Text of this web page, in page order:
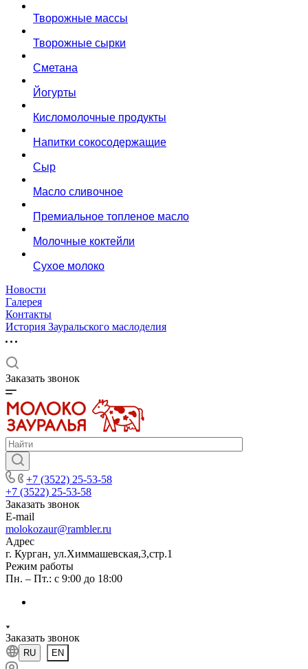
Творожные массы
Творожные сырки
Сметана
Йогурты
Кисломолочные продукты
Напитки сокосодержащие
Сыр
Масло сливочное
Премиальное топленое масло
Молочные коктейли
Сухое молоко
Новости
Галерея
Контакты
История Зауральского маслоделия
Заказать звонок
+7 (3522) 25-53-58
+7 (3522) 25-53-58
Заказать звонок
E-mail
molokozaur@rambler.ru
Адрес
г. Курган, ул.Химмашевская,3,стр.1
Режим работы
Пн. – Пт.: с 9:00 до 18:00
Заказать звонок
RU EN